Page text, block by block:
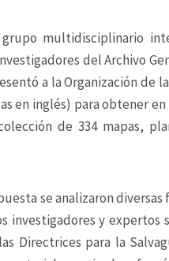
multidisciplinario
del Archivo
a la Organización de
en inglés) para obtener
de 334 mapas,
se analizaron
investigadores y
Directrices para la